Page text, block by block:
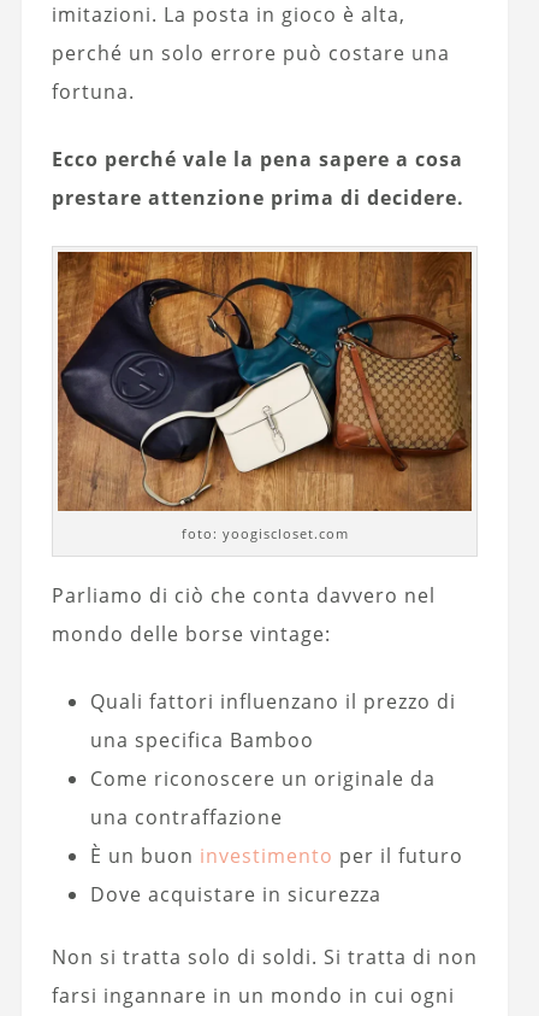
imitazioni. La posta in gioco è alta,
perché un solo errore può costare una
fortuna.
Ecco perché vale la pena sapere a cosa
prestare attenzione prima di decidere.
foto: yoogiscloset.com
Parliamo di ciò che conta davvero nel
mondo delle borse vintage:
Quali fattori influenzano il prezzo di
una specifica Bamboo
Come riconoscere un originale da
una contraffazione
È un buon investimento per il futuro
Dove acquistare in sicurezza
Non si tratta solo di soldi. Si tratta di non
farsi ingannare in un mondo in cui ogni